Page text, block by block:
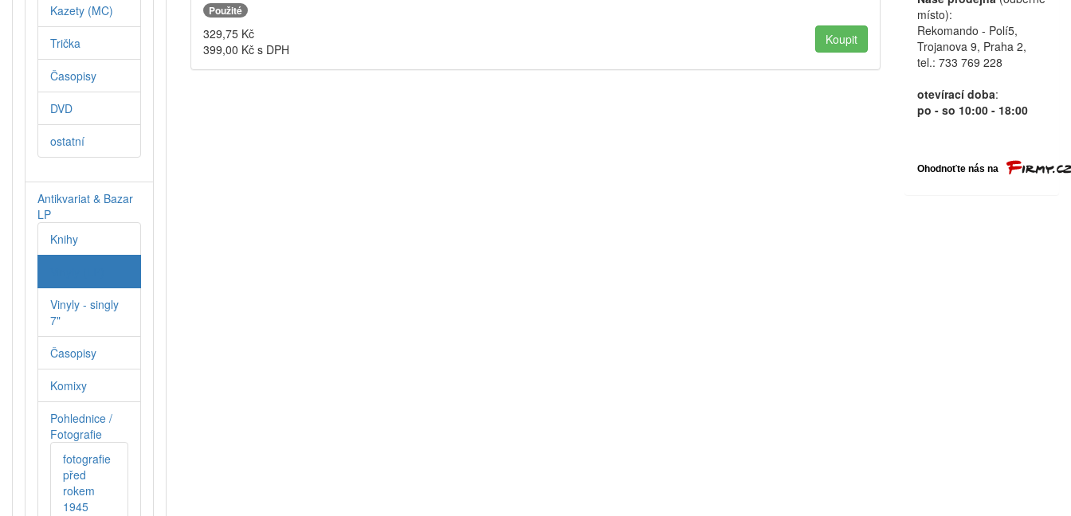
Použité
329,75 Kč
399,00 Kč s DPH
Kazety (MC)
Trička
Časopisy
DVD
ostatní
Antikvariat & Bazar
LP
Knihy
Vinyly - singly
7"
Časopisy
Komixy
Pohlednice /
Fotografie
fotografie
před
rokem
1945
místo):
Rekomando - Polí5,
Trojanova 9, Praha 2,
tel.: 733 769 228
otevírací doba:
po - so 10:00 - 18:00